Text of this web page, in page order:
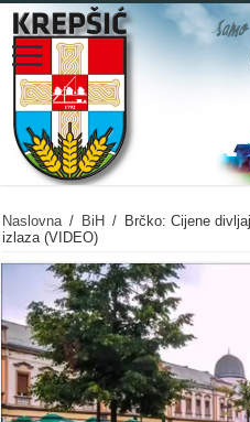
Naslovna / BiH / Brčko: Cijene
izlaza (VIDEO)